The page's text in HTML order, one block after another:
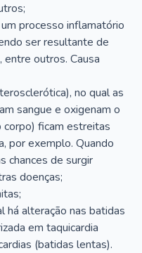
processo inflamatório
ser resultante de
outros. Causa
no qual as
sangue e oxigenam o
ficam estreitas
por exemplo. Quando
chances de surgir
doenças;
há alteração nas batidas
em taquicardia
(batidas lentas).